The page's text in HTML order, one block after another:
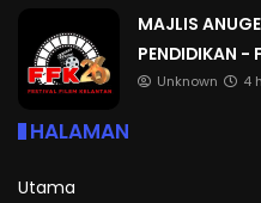
MAJLIS
PENDIDIKAN -
Unknown 4
HALAMAN
Utama